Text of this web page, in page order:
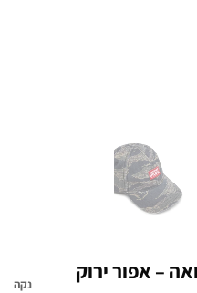
– אפור ירוק נקה